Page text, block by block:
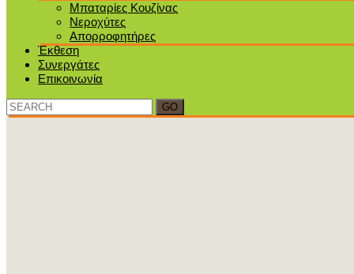
Μπαταρίες Κουζίνας
Νεροχύτες
Απορροφητήρες
Έκθεση
Συνεργάτες
Επικοινωνία
Search
for: